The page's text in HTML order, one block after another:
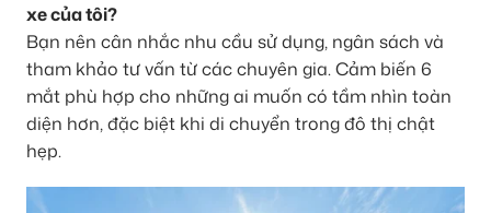
xe của tôi?
Bạn nên cân nhắc nhu cầu sử dụng, ngân sách và
tham khảo tư vấn từ các chuyên gia. Cảm biến 6
mắt phù hợp cho những ai muốn có tầm nhìn toàn
diện hơn, đặc biệt khi di chuyển trong đô thị chật
hẹp.